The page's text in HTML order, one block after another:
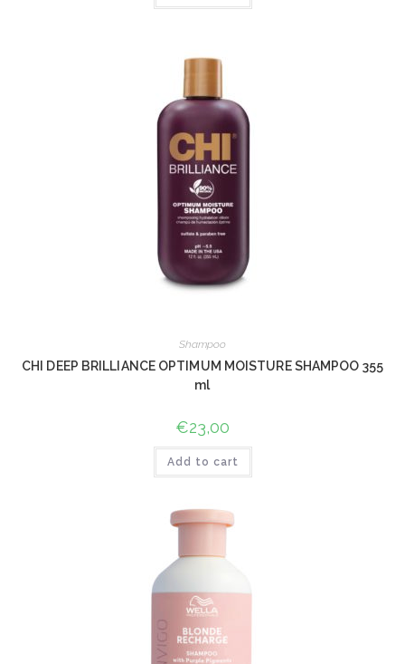
Shampoo
CHI DEEP BRILLIANCE OPTIMUM MOISTURE SHAMPOO 355
ml
€23,00
Add to cart